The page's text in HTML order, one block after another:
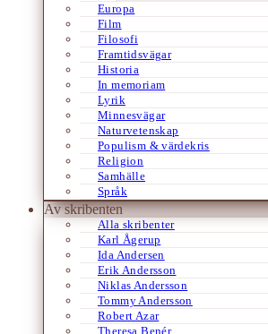
Europa
Film
Filosofi
Framtidsvägar
Historia
In memoriam
Lyrik
Minnesvägar
Naturvetenskap
Populism & värdekris
Religion
Samhälle
Språk
Av skribenten
Alla skribenter
Karl Ågerup
Ida Andersen
Erik Andersson
Niklas Andersson
Tommy Andersson
Robert Azar
Theresa Benér